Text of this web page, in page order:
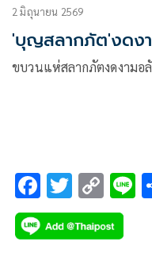
2 มิถุนายน 2569
'บุญสลากภัต'งดง
ขบวนแห่สลากภัตงดงามอ
F
ac
e
T
wi
tt
C
o
p